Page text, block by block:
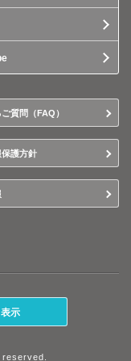
質問（FAQ）
護方針
示